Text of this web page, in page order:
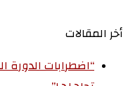
أخر المقالات
“اضطرابات الدورة